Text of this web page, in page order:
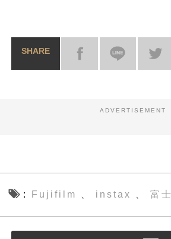
SHARE
ADVERTISEMENT
Fujifilm 、 instax 、 富士